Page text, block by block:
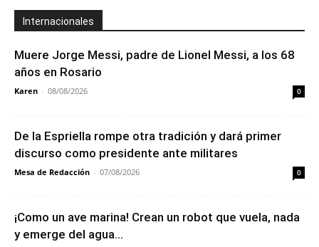
Internacionales
Muere Jorge Messi, padre de Lionel Messi, a los 68
años en Rosario
Karen - 08/08/2026 0
De la Espriella rompe otra tradición y dará primer
discurso como presidente ante militares
Mesa de Redacción - 07/08/2026 0
¡Como un ave marina! Crean un robot que vuela, nada
y emerge del agua...